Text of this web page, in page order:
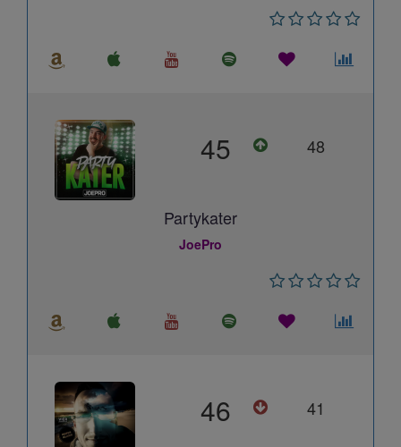
45 48
Partykater
JoePro
46 41